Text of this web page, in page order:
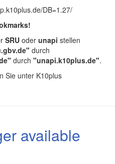
DB=1.27/
SRU oder unapi stellen
durch
durch "unapi.k10plus.de".
Sie unter K10plus
available